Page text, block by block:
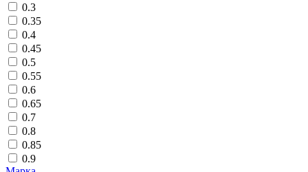
0.3
0.35
0.4
0.45
0.5
0.55
0.6
0.65
0.7
0.8
0.85
0.9